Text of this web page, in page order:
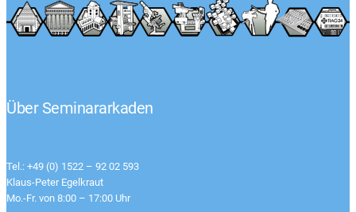
Über Seminararkaden
Tel.: +49 (0) 1522 – 92 02 593
Klaus-Peter Egelkraut
Mo.-Fr. von 8:00 – 17:00 Uhr